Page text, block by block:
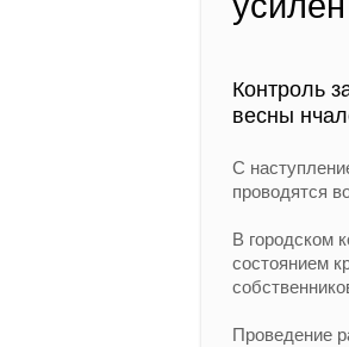
Контроль
весны
С
проводятся
В городском
состоянием
Проведение